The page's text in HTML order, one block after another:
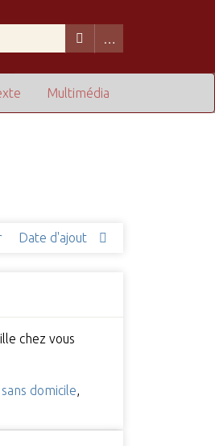
Multimédia
Date d'ajout
chez vous
sans domicile